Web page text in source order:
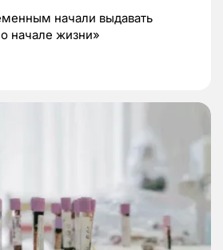
начали выдавать
начале жизни»